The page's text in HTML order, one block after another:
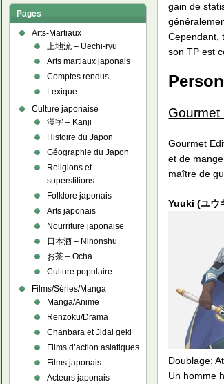
gain de
Cependant,
son TP est
Gourmet
Gourmet
et de
maître de
Yuuki (ユウ
Doublage:
Un homme
Pages
Arts-Martiaux
上地流 – Uechi-ryū
Arts martiaux japonais
Comptes rendus
Lexique
Culture japonaise
漢字 – Kanji
Histoire du Japon
Géographie du Japon
Religions et
superstitions
Folklore japonais
Arts japonais
Nourriture japonaise
日本酒 – Nihonshu
お茶 – Ocha
Culture populaire
Films/Séries/Manga
Manga/Anime
Renzoku/Drama
Chanbara et Jidai geki
Films d’action asiatiques
Films japonais
Acteurs japonais